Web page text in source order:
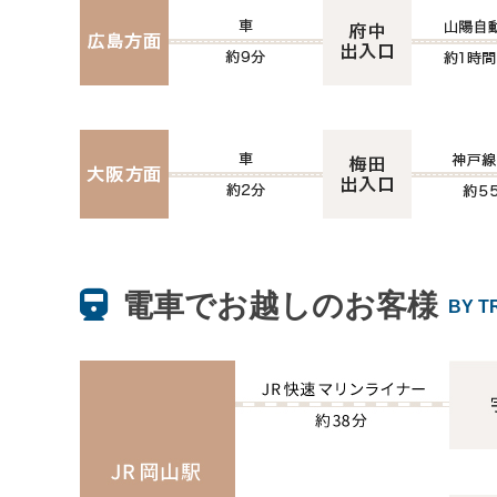
電車でお越しのお客様 BY